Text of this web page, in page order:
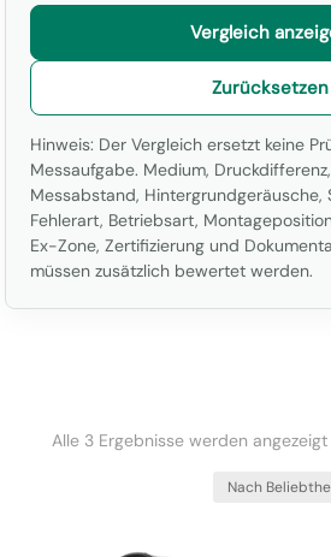
Vergleich
Zurücksetzen
Hinweis: Der Vergleich ersetzt keine
Messaufgabe. Medium,
Messabstand, Hintergrundgeräusche,
Fehlerart, Betriebsart,
Ex-Zone, Zertifizierung und
müssen zusätzlich bewertet werden.
Alle 3 Ergebnisse werden angezeigt